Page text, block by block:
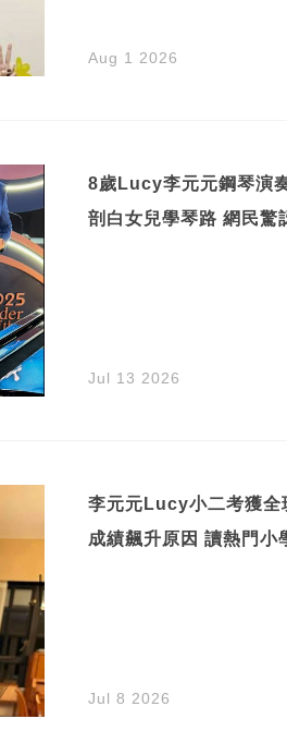
Aug 1 2026
8歲Lucy李元元鋼琴演
剖白女兒學琴路 網民驚
Jul 13 2026
李元元Lucy小二考獲全
成績飆升原因 讀熱門小
Jul 8 2026